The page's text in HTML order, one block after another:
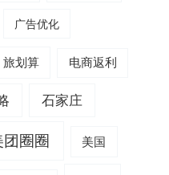
广告优化
旅划算 电商返利
石家庄
团圈圈 美国